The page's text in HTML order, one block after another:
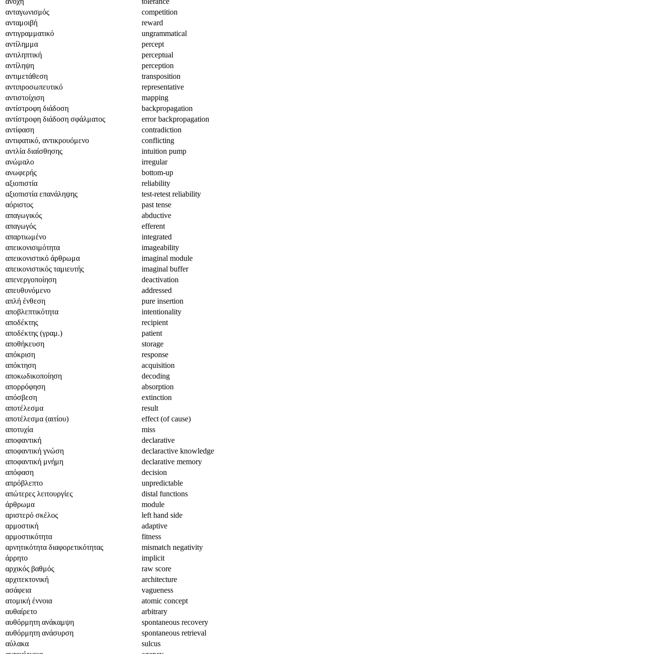
ανταγωνισμός
competition
ανταμοιβή
reward
αντιγραμματικό
ungrammatical
αντίλημμα
percept
αντιληπτική
perceptual
αντίληψη
perception
αντιμετάθεση
transposition
αντιπροσωπευτικό
representative
αντιστοίχιση
mapping
αντίστροφη διάδοση
backpropagation
αντίστροφη διάδοση σφάλματος
error backpropagation
αντίφαση
contradiction
αντιφατικό, αντικρουόμενο
conflicting
αντλία διαίσθησης
intuition pump
ανώμαλο
irregular
ανωφερής
bottom-up
αξιοπιστία
reliability
αξιοπιστία επανάληψης
test-retest reliability
αόριστος
past tense
απαγωγικός
abductive
απαγωγός
efferent
απαρτιωμένο
integrated
απεικονισιμότητα
imageability
απεικονιστικό άρθρωμα
imaginal module
απεικονιστικός ταμιευτής
imaginal buffer
απενεργοποίηση
deactivation
απευθυνόμενο
addressed
απλή ένθεση
pure insertion
αποβλεπτικότητα
intentionality
αποδέκτης
recipient
αποδέκτης (γραμ.)
patient
αποθήκευση
storage
απόκριση
response
απόκτηση
acquisition
αποκωδικοποίηση
decoding
απορρόφηση
absorption
απόσβεση
extinction
αποτέλεσμα
result
αποτέλεσμα (αιτίου)
effect (of cause)
αποτυχία
miss
αποφαντική
declarative
αποφαντική γνώση
declaractive knowledge
αποφαντική μνήμη
declarative memory
απόφαση
decision
απρόβλεπτο
unpredictable
απώτερες λειτουργίες
distal functions
άρθρωμα
module
αριστερό σκέλος
left hand side
αρμοστική
adaptive
αρμοστικότητα
fitness
αρνητικότητα διαφορετικότητας
mismatch negativity
άρρητο
implicit
αρχικός βαθμός
raw score
αρχιτεκτονική
architecture
ασάφεια
vagueness
ατομική έννοια
atomic concept
αυθαίρετο
arbitrary
αυθόρμητη ανάκαμψη
spontaneous recovery
αυθόρμητη ανάσυρση
spontaneous retrieval
αύλακα
sulcus